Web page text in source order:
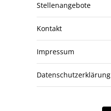
Stellenangebote
Kontakt
Impressum
Datenschutzerklärung